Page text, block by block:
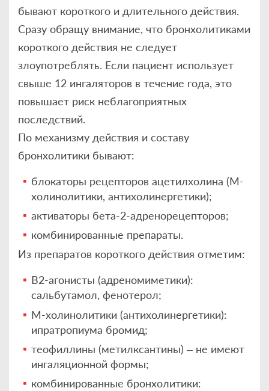
бывают короткого и длительного действия.
Сразу обращу внимание, что бронхолитиками
короткого действия не следует
злоупотреблять. Если пациент использует
свыше 12 ингаляторов в течение года, это
повышает риск неблагоприятных
последствий.
По механизму действия и составу
бронхолитики бывают:
блокаторы рецепторов ацетилхолина (М-
холинолитики, антихолинергетики);
активаторы бета-2-адренорецепторов;
комбинированные препараты.
Из препаратов короткого действия отметим:
B2-агонисты (адреномиметики):
сальбутамол, фенотерол;
М-холинолитики (антихолинергетики):
ипратропиума бромид;
теофиллины (метилксантины) – не имеют
ингаляционной формы;
комбинированные бронхолитики: